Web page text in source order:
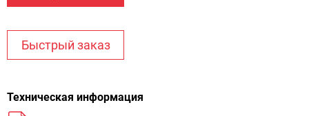
Быстрый заказ
Техническая информация